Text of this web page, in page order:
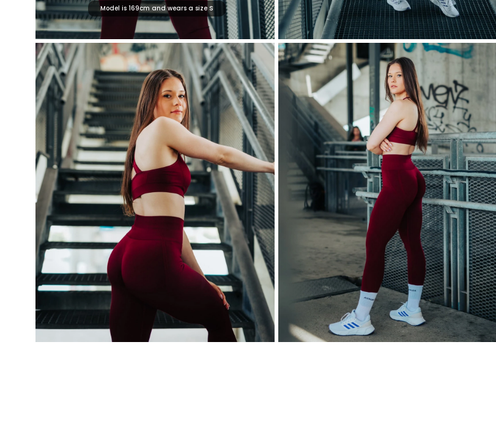
Model is 169cm and wears a size S